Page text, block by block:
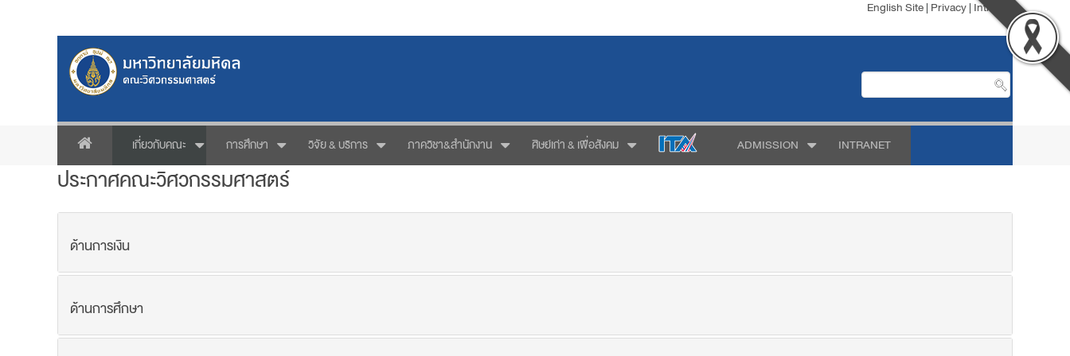
English Site| Privacy| Intranet
เกี่ยวกับคณะ การศึกษา วิจัย & บริการ ภาควิชา&สำนักงาน ศิษย์เก่า & เพื่อสังคม ADMISSION INTRANET
ประกาศคณะวิศวกรรมศาสตร์
ด้านการเงิน
ด้านการศึกษา